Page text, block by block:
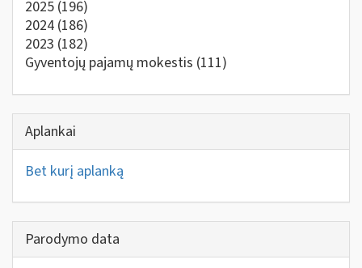
2025 (196)
2024 (186)
2023 (182)
Gyventojų pajamų mokestis (111)
Aplankai
Bet kurį aplanką
Parodymo data